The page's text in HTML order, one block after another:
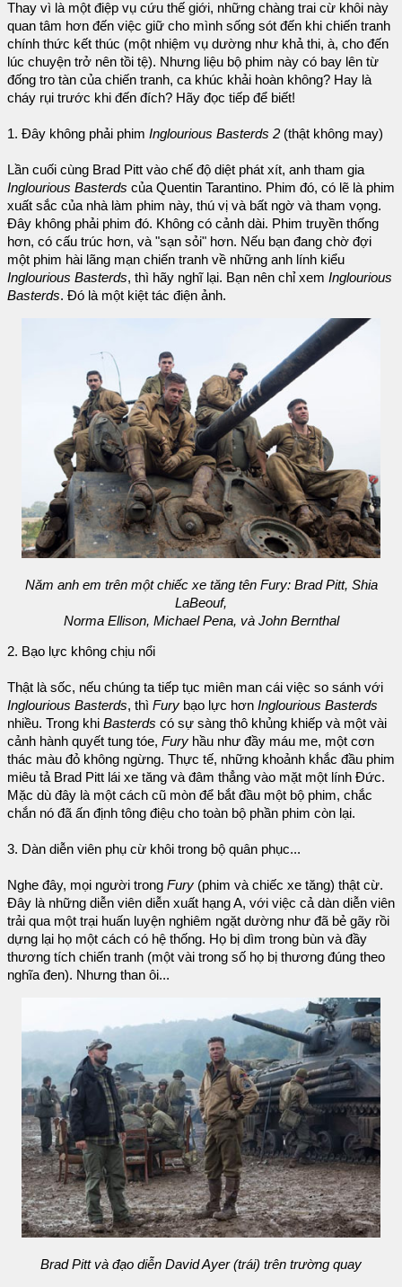
Thay vì là một điệp vụ cứu thế giới, những chàng trai cừ khôi này
quan tâm hơn đến việc giữ cho mình sống sót đến khi chiến tranh
chính thức kết thúc (một nhiệm vụ dường như khả thi, à, cho đến
lúc chuyện trở nên tồi tệ). Nhưng liệu bộ phim này có bay lên từ
đống tro tàn của chiến tranh, ca khúc khải hoàn không? Hay là
cháy rụi trước khi đến đích? Hãy đọc tiếp để biết!
1. Đây không phải phim Inglourious Basterds 2 (thật không may)
Lần cuối cùng Brad Pitt vào chế độ diệt phát xít, anh tham gia
Inglourious Basterds của Quentin Tarantino. Phim đó, có lẽ là phim
xuất sắc của nhà làm phim này, thú vị và bất ngờ và tham vọng.
Đây không phải phim đó. Không có cảnh dài. Phim truyền thống
hơn, có cấu trúc hơn, và "sạn sỏi" hơn. Nếu bạn đang chờ đợi
một phim hài lãng mạn chiến tranh về những anh lính kiểu
Inglourious Basterds, thì hãy nghĩ lại. Bạn nên chỉ xem Inglourious
Basterds. Đó là một kiệt tác điện ảnh.
Năm anh em trên một chiếc xe tăng tên Fury: Brad Pitt, Shia
LaBeouf,
Norma Ellison, Michael Pena, và John Bernthal
2. Bạo lực không chịu nổi
Thật là sốc, nếu chúng ta tiếp tục miên man cái việc so sánh với
Inglourious Basterds, thì Fury bạo lực hơn Inglourious Basterds
nhiều. Trong khi Basterds có sự sàng thô khủng khiếp và một vài
cảnh hành quyết tung tóe, Fury hầu như đầy máu me, một cơn
thác màu đỏ không ngừng. Thực tế, những khoảnh khắc đầu phim
miêu tả Brad Pitt lái xe tăng và đâm thẳng vào mặt một lính Đức.
Mặc dù đây là một cách cũ mòn để bắt đầu một bộ phim, chắc
chắn nó đã ấn định tông điệu cho toàn bộ phần phim còn lại.
3. Dàn diễn viên phụ cừ khôi trong bộ quân phục...
Nghe đây, mọi người trong Fury (phim và chiếc xe tăng) thật cừ.
Đây là những diễn viên diễn xuất hạng A, với việc cả dàn diễn viên
trải qua một trại huấn luyện nghiêm ngặt dường như đã bẻ gãy rồi
dựng lại họ một cách có hệ thống. Họ bị dìm trong bùn và đầy
thương tích chiến tranh (một vài trong số họ bị thương đúng theo
nghĩa đen). Nhưng than ôi...
Brad Pitt và đạo diễn David Ayer (trái) trên trường quay